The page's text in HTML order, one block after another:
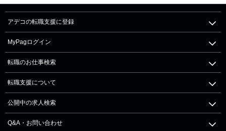
アデコの転職支援に登録
MyPagログイン
転職のお仕事検索
転職支援について
公開中の求人検索
Q&A・お問い合わせ